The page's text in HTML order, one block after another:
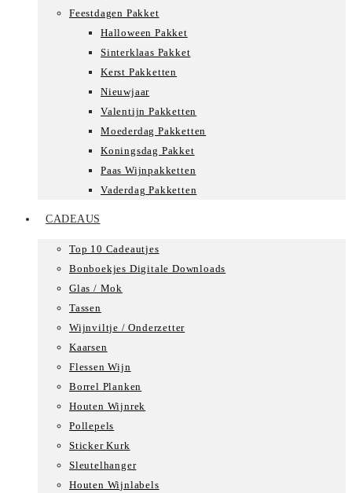
Feestdagen Pakket
Halloween Pakket
Sinterklaas Pakket
Kerst Pakketten
Nieuwjaar
Valentijn Pakketten
Moederdag Pakketten
Koningsdag Pakket
Paas Wijnpakketten
Vaderdag Pakketten
CADEAUS
Top 10 Cadeautjes
Bonboekjes Digitale Downloads
Glas / Mok
Tassen
Wijnviltje / Onderzetter
Kaarsen
Flessen Wijn
Borrel Planken
Houten Wijnrek
Pollepels
Sticker Kurk
Sleutelhanger
Houten Wijnlabels